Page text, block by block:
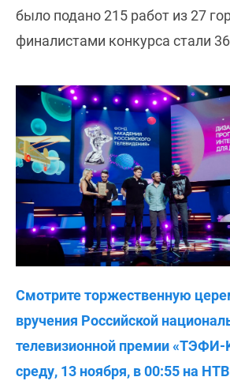
было подано 215 работ из 27
финалистами конкурса стали
Смотрите торжественную
вручения Российской
телевизионной премии «ТЭФИ-
среду, 13 ноября, в 00:55 на